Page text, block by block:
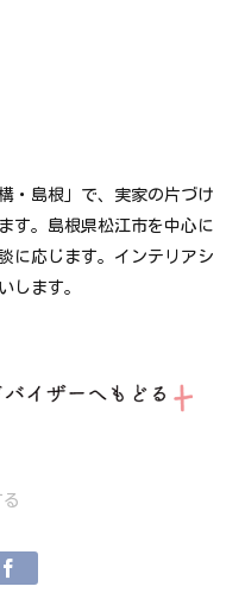
・島根」で、実家の片づけ
す。島根県松江市を中心に
に応じます。インテリアシ
します。